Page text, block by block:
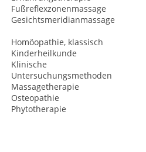
Fußreflexzonenmassage
Gesichtsmeridianmassage
Homöopathie, klassisch
Kinderheilkunde
Klinische
Untersuchungsmethoden
Massagetherapie
Osteopathie
Phytotherapie